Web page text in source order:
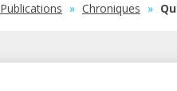
Publications » Chroniques »